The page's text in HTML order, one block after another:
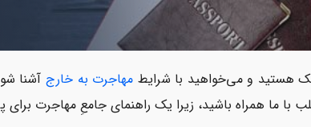
خانوادگی
*
هستید و می‌خواهید با شرایط مهاجرت به خارجآشنا
با ما همراه باشید، زیرا یک راهنمای جامعِ مهاجرت